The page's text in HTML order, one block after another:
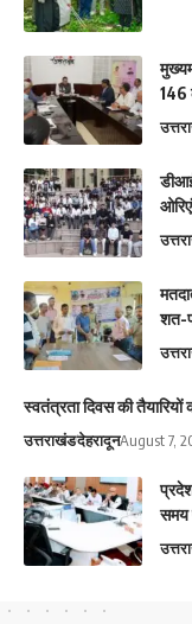
146
शत-
स्वतंत्रता दिवस की
उत्तराखंडदेहरादूनAugust 7,
समय